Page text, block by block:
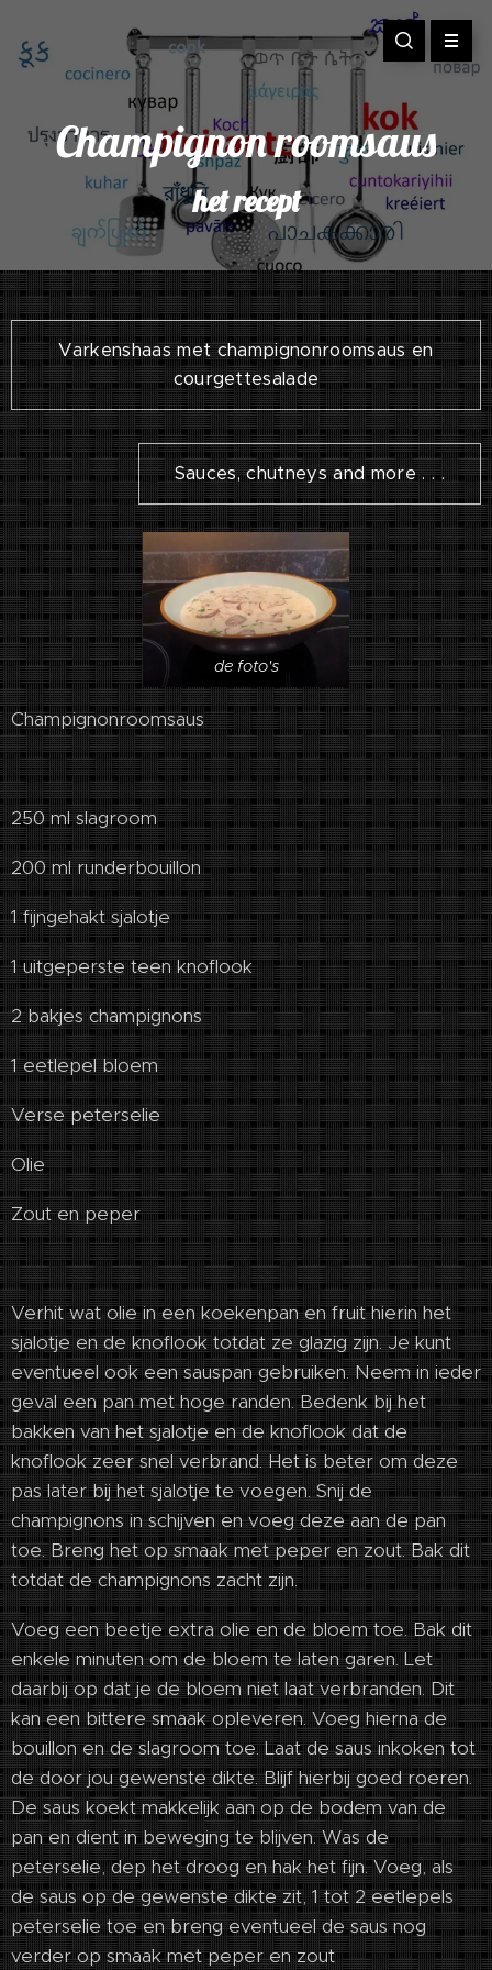
Champignon roomsaus
het recept
Varkenshaas met champignonroomsaus en
courgettesalade
Sauces, chutneys and more . . .
de foto's
Champignonroomsaus
250 ml slagroom
200 ml runderbouillon
1 fijngehakt sjalotje
1 uitgeperste teen knoflook
2 bakjes champignons
1 eetlepel bloem
Verse peterselie
Olie
Zout en peper
Verhit wat olie in een koekenpan en fruit hierin het
sjalotje en de knoflook totdat ze glazig zijn. Je kunt
eventueel ook een sauspan gebruiken. Neem in ieder
geval een pan met hoge randen. Bedenk bij het
bakken van het sjalotje en de knoflook dat de
knoflook zeer snel verbrand. Het is beter om deze
pas later bij het sjalotje te voegen. Snij de
champignons in schijven en voeg deze aan de pan
toe. Breng het op smaak met peper en zout. Bak dit
totdat de champignons zacht zijn.
Voeg een beetje extra olie en de bloem toe. Bak dit
enkele minuten om de bloem te laten garen. Let
daarbij op dat je de bloem niet laat verbranden. Dit
kan een bittere smaak opleveren. Voeg hierna de
bouillon en de slagroom toe. Laat de saus inkoken tot
de door jou gewenste dikte. Blijf hierbij goed roeren.
De saus koekt makkelijk aan op de bodem van de
pan en dient in beweging te blijven. Was de
peterselie, dep het droog en hak het fijn. Voeg, als
de saus op de gewenste dikte zit, 1 tot 2 eetlepels
peterselie toe en breng eventueel de saus nog
verder op smaak met peper en zout